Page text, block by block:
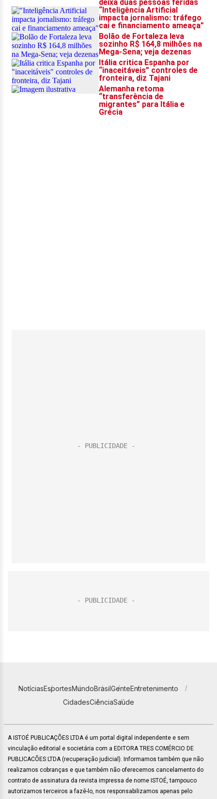
NotíciasEsportesMundoBrasilGenteEntretenimento
CidadesCiênciaSaúde
A ISTOÉ PUBLICAÇÕES LTDA é um portal digital independente e sem
vinculação editorial e societária com a EDITORA TRES COMÉRCIO DE
PUBLICACÕES LTDA (recuperação judicial). Informamos também que não
realizamos cobranças e que também não oferecemos cancelamento do
contrato de assinatura da revista impressa de nome ISTOÉ, tampouco
autorizamos terceiros a fazê-lo, nos responsabilizamos apenas pelo